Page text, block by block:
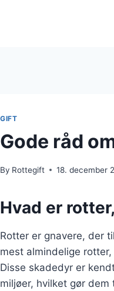
GIFT
Gode råd
By Rottegift 18. december
Hvad er
Rotter er gnavere, der
mest almindelige
Disse skadedyr er
miljøer, hvilket gør